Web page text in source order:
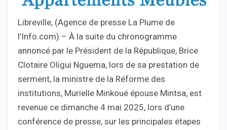
Libreville, (Agence de presse La Plume de
l’Info.com) – À la suite du chronogramme
annoncé par le Président de la République, Brice
Clotaire Oligui Nguema, lors de sa prestation de
serment, la ministre de la Réforme des
institutions, Murielle Minkoué épouse Mintsa, est
revenue ce dimanche 4 mai 2025, lors d’une
conférence de presse, sur les principales étapes